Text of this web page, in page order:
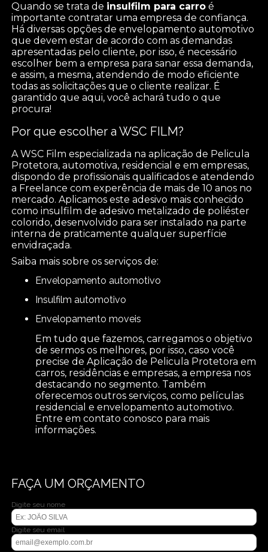
Quando se trata de insulfilm para carro é
importante contratar uma empresa de confiança.
Há diversas opções de envelopamento automotivo
que devem estar de acordo com as demandas
apresentadas pelo cliente, por isso, é necessário
escolher bem a empresa para sanar essa demanda,
e assim, a mesma, atendendo de modo eficiente
todas as solicitações que o cliente realizar. É
garantido que aqui, você achará tudo o que
procura!
Por que escolher a WSC FILM?
A WSC Film especializada na aplicação de Pelicula
Protetora, automotiva, residencial e em empresas,
dispondo de profissionais qualificados e atendendo
a Freelance com experência de mais de 10 anos no
mercado. Aplicamos este adesivo mais conhecido
como insulfilm de adesivo metalizado de poliéster
colorido, desenvolvido para ser instalado na parte
interna de praticamente qualquer superfície
envidraçada.
Saiba mais sobre os serviços de:
envelopamento automotivo
insulfilm automotivo
envelopamento moveis
Em tudo que fazemos, carregamos o objetivo
de sermos os melhores, por isso, caso você
precise de Aplicação de Pelicula Protetora em
carros, residências e empresas, a empresa nos
destacando no segmento. Também
oferecemos outros serviços, como películas
residencial e envelopamento automotivo.
Entre em contato conosco para mais
informações.
FAÇA UM ORÇAMENTO
Digite seu nome
Digite seu email